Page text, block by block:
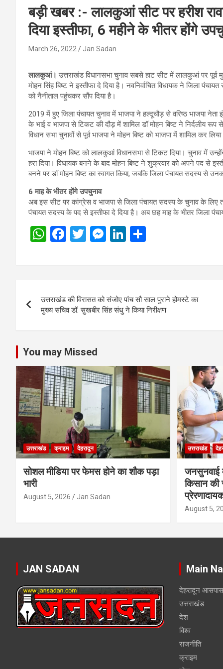
बड़ी खबर :- लालकुआं सीट पर हरीश
दिया इस्तीफा, 6 महीने के भीतर होंगे
March 26, 2022 Jan Sadan
लालकुआं। उत्तराखंड विधानसभा चुनाव सबसे हाट सीट में लालकुआं पर पूर्व
मोहन सिंह बिष्ट ने इस्तीफा दे दिया है। नवनिर्वाचित विधायक ने जिला
को नैनीताल पहुंचकर सौंप दिया है।
2019 में हुए जिला पंचायत चुनाव में भाजपा ने हल्दूचौड़ से वरिष्ठ भाजपा
के भाई व भाजपा से टिकट की दौड़ में शामिल डॉ मोहन बिष्ट ने निर्दलीय
विधान सभा चुनावों से पूर्व भाजपा ने मोहन बिष्ट को भाजपा में शामिल कर
भाजपा ने मोहन बिष्ट को लालकुआं विधानसभा से टिकट दिया। चुनाव में
हरा दिया। विधायक बनने के बाद मोहन बिष्ट ने शुक्रवार को अपने पद से
बनने पर डॉ मोहन बिष्ट का स्वागत किया, जबकि जिला पंचायत सदस्य से
6 माह के भीतर होंगे उपचुनाव
अब इस सीट पर कांग्रेस व भाजपा से जिला पंचायत सदस्य के चुनाव के लिए
पंचायत सदस्य के पद से इस्तीफा दे दिया है। अब छह माह के भीतर जिला
W
at
A
p
p
F
ce
o
o
k
T
tt
M
se
g
er
Li
ke
n
ar
navigation
उत्तराखंड की विरासत को संजोए पांच सौ साल पुराने होमस्टे का
मुख्य सचिव डॉ. सुखबीर सिंह संधु ने किया निरीक्षण
You may Missed
उत्तराखंड क्राइम देहरादून
सोशल मीडिया पर फेमस होने का शौक पड़ा
भारी
August 5, 2026 Jan Sadan
उत्तराखंड
जनसुनवाई
किसान की
August 5,
JAN SADAN Main
देहरादून आसपास
उत्तराखंड
देश
विश्व
राजनीति
क्राइम